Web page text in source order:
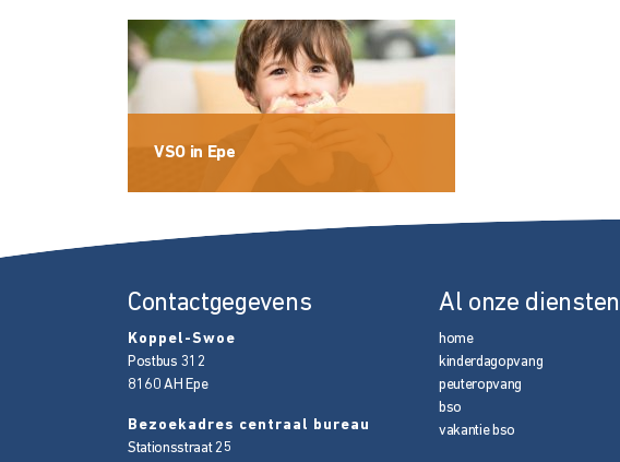
VSO in Epe
Contactgegevens
Koppel-Swoe
Postbus 312
8160 AH Epe
Bezoekadres centraal bureau
Stationsstraat 25
Al onze diensten
home
kinderdagopvang
peuteropvang
bso
vakantie bso